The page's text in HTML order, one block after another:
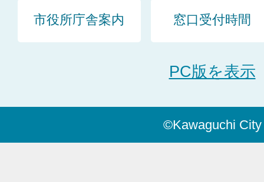
市役所庁舎案内 窓口受付時間
PC版を表示
©Kawaguchi City